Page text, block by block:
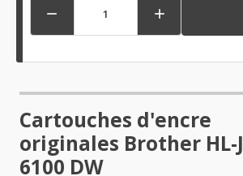
 
Cartouches d'encre
originales Brother HL-J
6100 DW